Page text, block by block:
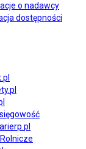
o nadawcy
dostępności